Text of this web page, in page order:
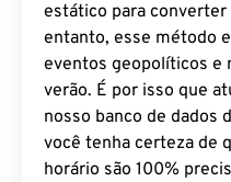
estático para
entanto, esse método
eventos geopolíticos e
verão. É por isso que
nosso banco de dados
você tenha certeza de
horário são 100%